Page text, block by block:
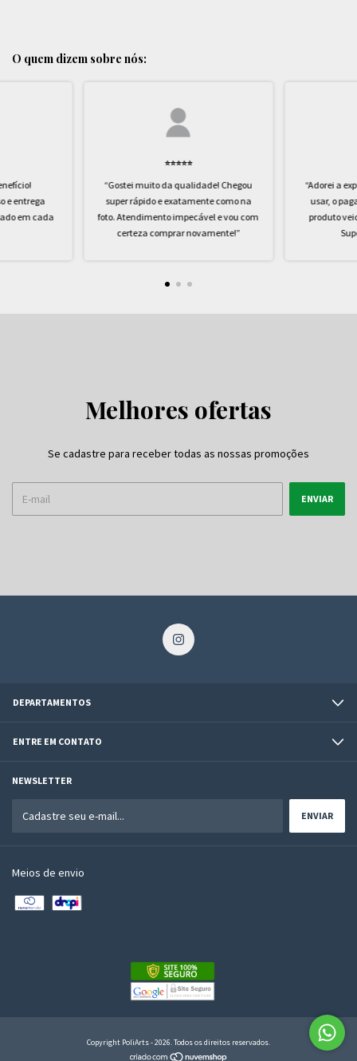
O quem dizem sobre nós:
e entrega
em cada
⭐️⭐️⭐️⭐️⭐️
“Gostei muito da qualidade! Chegou
super rápido e exatamente como na
foto. Atendimento impecável e vou com
certeza comprar novamente!”
“Adorei a
usar, o
produto
Melhores ofertas
Se cadastre para receber todas as nossas promoções
DEPARTAMENTOS
ENTRE EM CONTATO
NEWSLETTER
Meios de envio
Copyright PoliArts - 2026. Todos os direitos reservados.